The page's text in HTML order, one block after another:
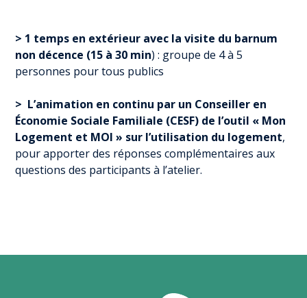
> 1 temps en extérieur avec la visite du barnum
non décence (15 à 30 min) : groupe de 4 à 5
personnes pour tous publics
> L’animation en continu par un Conseiller en
Économie Sociale Familiale (CESF) de l’outil « Mon
Logement et MOI » sur l’utilisation du logement,
pour apporter des réponses complémentaires aux
questions des participants à l’atelier.